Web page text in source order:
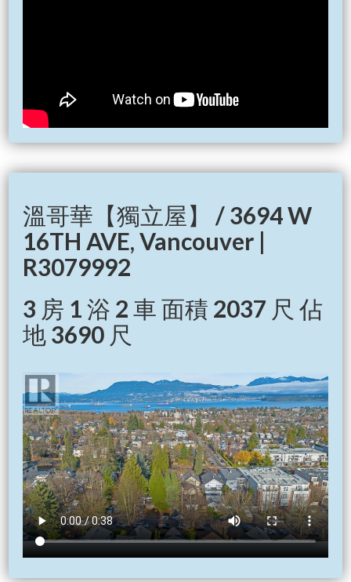
溫哥華【獨立屋】 / 3694 W
16TH AVE, Vancouver |
R3079992
3 房 1 浴 2 車 面積 2037 尺 佔
地 3690 尺